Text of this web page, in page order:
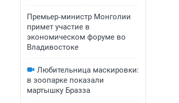
Премьер‑министр Монголии
примет участие в
экономическом форуме во
Владивостоке
Любительница маскировки:
в зоопарке показали
мартышку Бразза